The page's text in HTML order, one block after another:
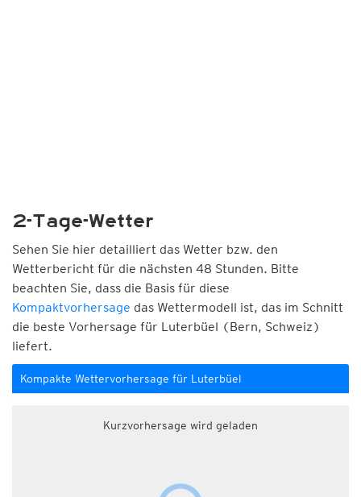
2-Tage-Wetter
Sehen Sie hier detailliert das Wetter bzw. den
Wetterbericht für die nächsten 48 Stunden. Bitte
beachten Sie, dass die Basis für diese
Kompaktvorhersage das Wettermodell ist, das im Schnitt
die beste Vorhersage für Luterbüel (Bern, Schweiz)
liefert.
Kompakte Wettervorhersage für Luterbüel
Kurzvorhersage wird geladen